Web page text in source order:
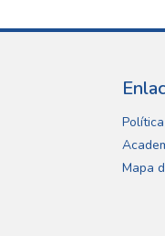
Mapa